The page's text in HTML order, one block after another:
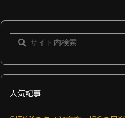
人気記事